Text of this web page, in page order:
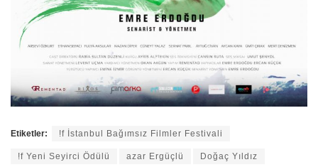
Etiketler: !f İstanbul Bağımsız Filmler Festivali
!f Yeni Seyirci Ödülü azar Ergüçlü Doğaç Yıldız